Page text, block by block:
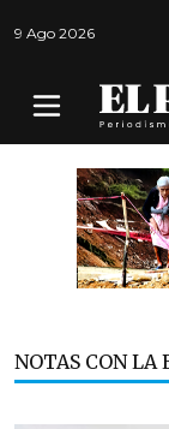
9 Ago 2026
NOTAS CON LA